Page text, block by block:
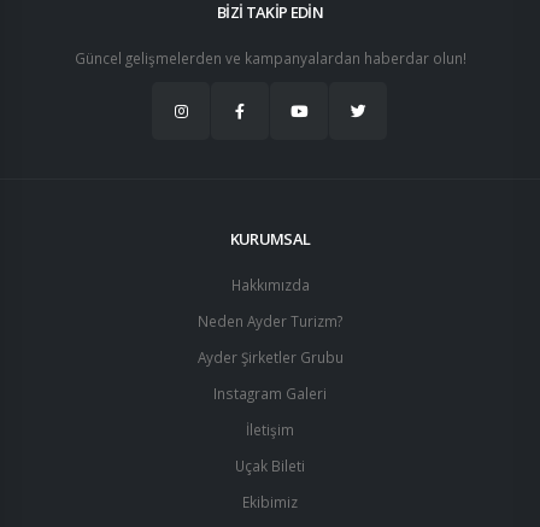
BİZİ TAKİP EDİN
Güncel gelişmelerden ve kampanyalardan haberdar olun!
KURUMSAL
Hakkımızda
Neden Ayder Turizm?
Ayder Şirketler Grubu
Instagram Galeri
İletişim
Uçak Bileti
Ekibimiz